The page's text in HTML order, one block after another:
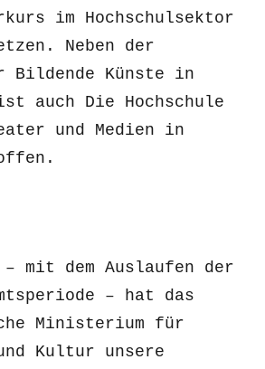
im Hochschulsektor
Neben der
Bildende Künste in
auch Die Hochschule
und Medien in
– mit dem Auslaufen der
– hat das
Ministerium für
Kultur unsere